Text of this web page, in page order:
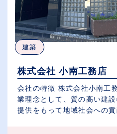
建築
株式会社 小南工務店
会社の特徴 株式会社小南工
業理念として、質の高い建
提供をもって地域社会への